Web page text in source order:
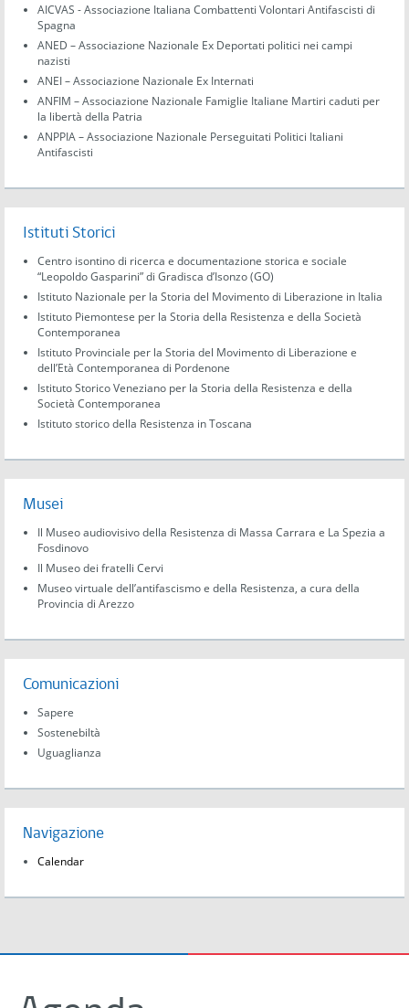
AICVAS - Associazione Italiana Combattenti Volontari Antifascisti di
Spagna
ANED – Associazione Nazionale Ex Deportati politici nei campi
nazisti
ANEI – Associazione Nazionale Ex Internati
ANFIM – Associazione Nazionale Famiglie Italiane Martiri caduti per
la libertà della Patria
ANPPIA – Associazione Nazionale Perseguitati Politici Italiani
Antifascisti
Istituti Storici
Centro isontino di ricerca e documentazione storica e sociale
“Leopoldo Gasparini” di Gradisca d’Isonzo (GO)
Istituto Nazionale per la Storia del Movimento di Liberazione in Italia
Istituto Piemontese per la Storia della Resistenza e della Società
Contemporanea
Istituto Provinciale per la Storia del Movimento di Liberazione e
dell’Età Contemporanea di Pordenone
Istituto Storico Veneziano per la Storia della Resistenza e della
Società Contemporanea
Istituto storico della Resistenza in Toscana
Musei
Il Museo audiovisivo della Resistenza di Massa Carrara e La Spezia a
Fosdinovo
Il Museo dei fratelli Cervi
Museo virtuale dell’antifascismo e della Resistenza, a cura della
Provincia di Arezzo
Comunicazioni
Sapere
Sostenebiltà
Uguaglianza
Navigazione
Calendar